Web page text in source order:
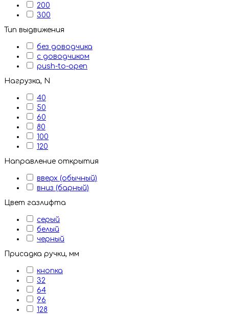
200
300
Тип выдвижения
без доводчика
с доводчиком
push-to-open
Нагрузка, N
40
50
60
80
100
120
Направление открытия
вверх (обычный)
вниз (барный)
Цвет газлифта
серый
белый
черный
Присадка ручки, мм
кнопка
32
64
96
128